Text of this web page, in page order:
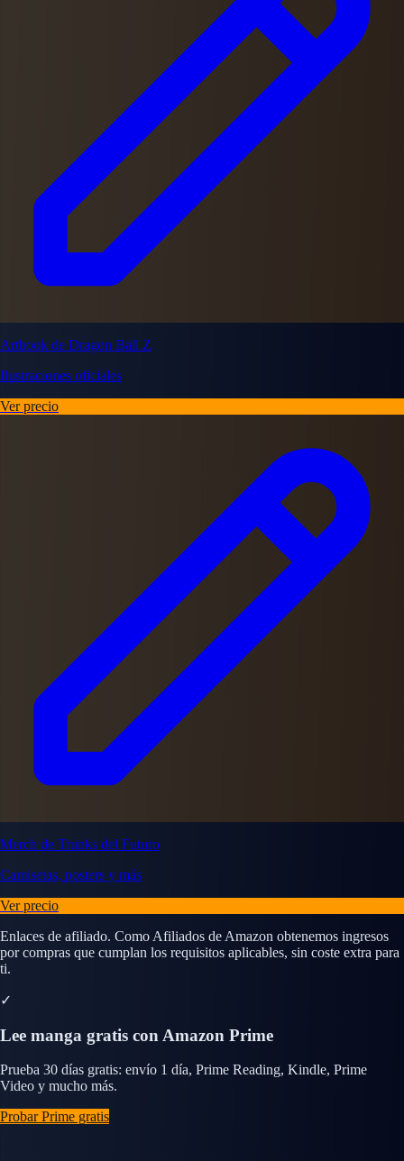
Artbook de Dragon Ball Z
Ilustraciones oficiales
Ver precio
Merch de Trunks del Futuro
Camisetas, posters y más
Ver precio
Enlaces de afiliado. Como Afiliados de Amazon obtenemos ingresos
por compras que cumplan los requisitos aplicables, sin coste extra para
ti.
✓
Lee manga gratis con Amazon Prime
Prueba 30 días gratis: envío 1 día, Prime Reading, Kindle, Prime
Video y mucho más.
Probar Prime gratis